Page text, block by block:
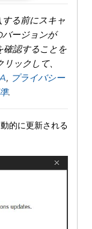
る前にスキャ
バージョンが
認することを
ックして、
, プライバシー
.
的に更新される